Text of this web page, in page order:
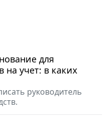
для
на учет: в каких
руководитель